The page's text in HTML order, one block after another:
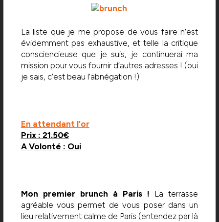
La liste que je me propose de vous faire n’est
évidemment pas exhaustive, et telle la critique
consciencieuse que je suis, je continuerai ma
mission pour vous fournir d’autres adresses ! (oui
je sais, c’est beau l’abnégation !)
En attendant l’or
Prix : 21.50€
A Volonté : Oui
Mon premier brunch à Paris ! La terrasse
agréable vous permet de vous poser dans un
lieu relativement calme de Paris (entendez par là